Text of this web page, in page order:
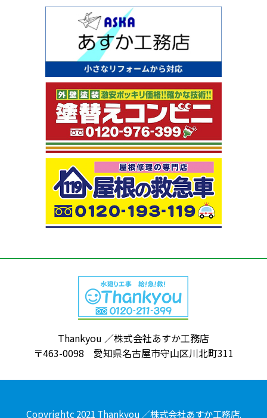
Thankyou ／株式会社あすか工務店
〒463-0098 愛知県名古屋市守山区川北町311
Copyrightc 2021 Thankyou ／株式会社あすか工務店.